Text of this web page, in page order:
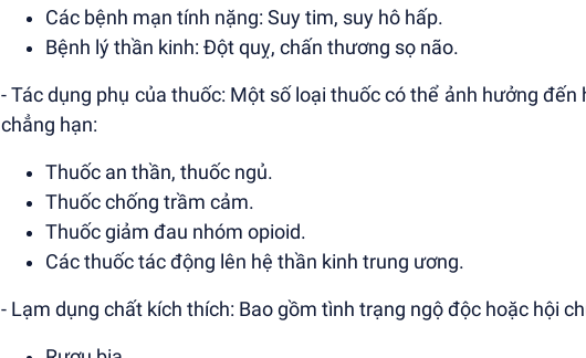
Các bệnh mạn tính nặng: Suy tim, suy hô hấp.
Bệnh lý thần kinh: Đột quỵ, chấn thương sọ não.
- Tác dụng phụ của thuốc: Một số loại thuốc có thể ảnh hưởng
chẳng hạn:
Thuốc an thần, thuốc ngủ.
Thuốc chống trầm cảm.
Thuốc giảm đau nhóm opioid.
Các thuốc tác động lên hệ thần kinh trung ương.
- Lạm dụng chất kích thích: Bao gồm tình trạng ngộ độc hoặc hội